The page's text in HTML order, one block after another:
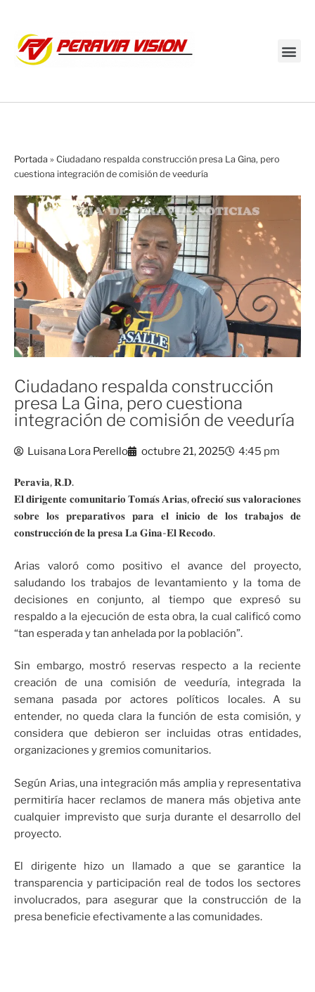
Portada » Ciudadano respalda construcción presa La Gina, pero
cuestiona integración de comisión de veeduría
Ciudadano respalda construcción
presa La Gina, pero cuestiona
integración de comisión de veeduría
Luisana Lora Perello octubre 21, 2025 4:45 pm
𝐏𝐞𝐫𝐚𝐯𝐢𝐚, 𝐑.𝐃.
𝐄𝐥 𝐝𝐢𝐫𝐢𝐠𝐞𝐧𝐭𝐞 𝐜𝐨𝐦𝐮𝐧𝐢𝐭𝐚𝐫𝐢𝐨 𝐓𝐨𝐦𝐚́𝐬 𝐀𝐫𝐢𝐚𝐬, 𝐨𝐟𝐫𝐞𝐜𝐢𝐨́ 𝐬𝐮𝐬 𝐯𝐚𝐥𝐨𝐫𝐚𝐜𝐢𝐨𝐧𝐞𝐬
𝐬𝐨𝐛𝐫𝐞 𝐥𝐨𝐬 𝐩𝐫𝐞𝐩𝐚𝐫𝐚𝐭𝐢𝐯𝐨𝐬 𝐩𝐚𝐫𝐚 𝐞𝐥 𝐢𝐧𝐢𝐜𝐢𝐨 𝐝𝐞 𝐥𝐨𝐬 𝐭𝐫𝐚𝐛𝐚𝐣𝐨𝐬 𝐝𝐞
𝐜𝐨𝐧𝐬𝐭𝐫𝐮𝐜𝐜𝐢𝐨́𝐧 𝐝𝐞 𝐥𝐚 𝐩𝐫𝐞𝐬𝐚 𝐋𝐚 𝐆𝐢𝐧𝐚-𝐄𝐥 𝐑𝐞𝐜𝐨𝐝𝐨.
Arias valoró como positivo el avance del proyecto,
saludando los trabajos de levantamiento y la toma de
decisiones en conjunto, al tiempo que expresó su
respaldo a la ejecución de esta obra, la cual calificó como
“tan esperada y tan anhelada por la población”.
Sin embargo, mostró reservas respecto a la reciente
creación de una comisión de veeduría, integrada la
semana pasada por actores políticos locales. A su
entender, no queda clara la función de esta comisión, y
considera que debieron ser incluidas otras entidades,
organizaciones y gremios comunitarios.
Según Arias, una integración más amplia y representativa
permitiría hacer reclamos de manera más objetiva ante
cualquier imprevisto que surja durante el desarrollo del
proyecto.
El dirigente hizo un llamado a que se garantice la
transparencia y participación real de todos los sectores
involucrados, para asegurar que la construcción de la
presa beneficie efectivamente a las comunidades.